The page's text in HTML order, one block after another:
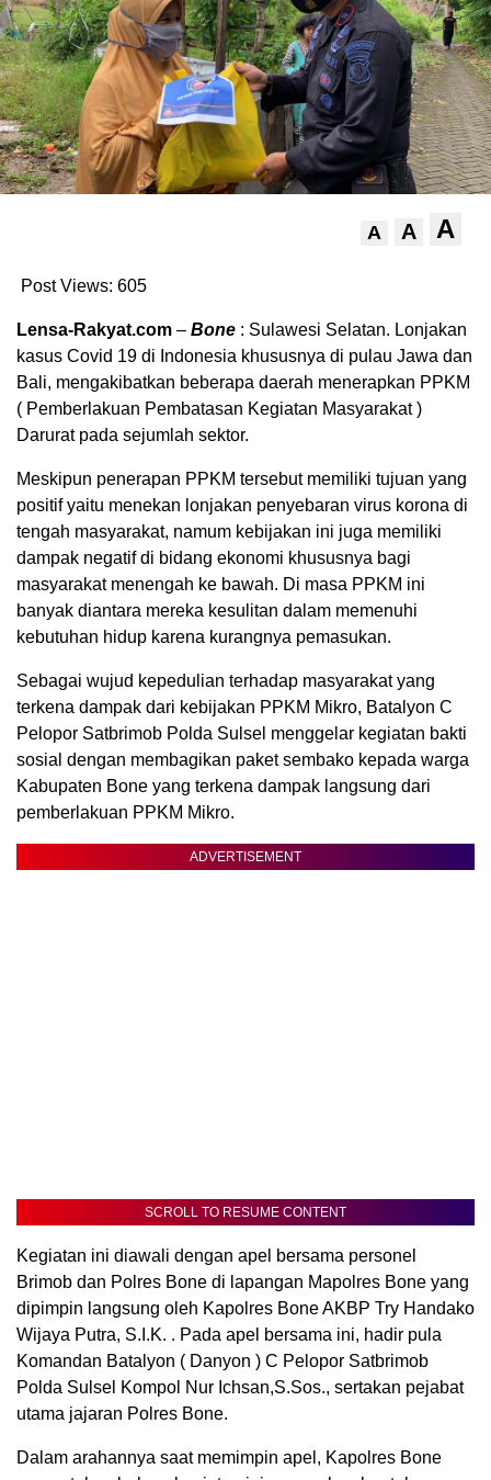
A A A
Post Views: 605
Lensa-Rakyat.com – Bone : Sulawesi Selatan. Lonjakan
kasus Covid 19 di Indonesia khususnya di pulau Jawa dan
Bali, mengakibatkan beberapa daerah menerapkan PPKM
( Pemberlakuan Pembatasan Kegiatan Masyarakat )
Darurat pada sejumlah sektor.
Meskipun penerapan PPKM tersebut memiliki tujuan yang
positif yaitu menekan lonjakan penyebaran virus korona di
tengah masyarakat, namum kebijakan ini juga memiliki
dampak negatif di bidang ekonomi khususnya bagi
masyarakat menengah ke bawah. Di masa PPKM ini
banyak diantara mereka kesulitan dalam memenuhi
kebutuhan hidup karena kurangnya pemasukan.
Sebagai wujud kepedulian terhadap masyarakat yang
terkena dampak dari kebijakan PPKM Mikro, Batalyon C
Pelopor Satbrimob Polda Sulsel menggelar kegiatan bakti
sosial dengan membagikan paket sembako kepada warga
Kabupaten Bone yang terkena dampak langsung dari
pemberlakuan PPKM Mikro.
ADVERTISEMENT
SCROLL TO RESUME CONTENT
Kegiatan ini diawali dengan apel bersama personel
Brimob dan Polres Bone di lapangan Mapolres Bone yang
dipimpin langsung oleh Kapolres Bone AKBP Try Handako
Wijaya Putra, S.I.K. . Pada apel bersama ini, hadir pula
Komandan Batalyon ( Danyon ) C Pelopor Satbrimob
Polda Sulsel Kompol Nur Ichsan,S.Sos., sertakan pejabat
utama jajaran Polres Bone.
Dalam arahannya saat memimpin apel, Kapolres Bone